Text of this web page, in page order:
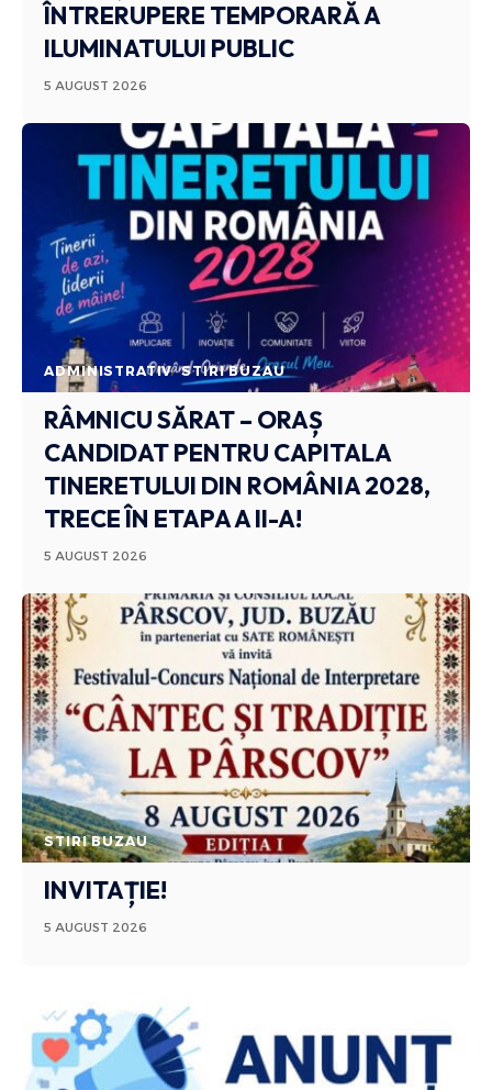
ÎNTRERUPERE TEMPORARĂ A
ILUMINATULUI PUBLIC
5 AUGUST 2026
ADMINISTRATIV STIRI BUZAU
RÂMNICU SĂRAT – ORAȘ
CANDIDAT PENTRU CAPITALA
TINERETULUI DIN ROMÂNIA 2028,
TRECE ÎN ETAPA A II-A!
5 AUGUST 2026
STIRI BUZAU
INVITAȚIE!
5 AUGUST 2026